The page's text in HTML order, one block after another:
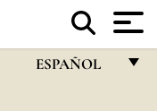
ESPAÑOL